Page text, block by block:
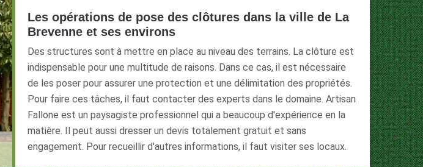
Les opérations de pose des clôtures dans la ville de La
Brevenne et ses environs
Des structures sont à mettre en place au niveau des terrains. La clôture est
indispensable pour une multitude de raisons. Dans ce cas, il est nécessaire
de les poser pour assurer une protection et une délimitation des propriétés.
Pour faire ces tâches, il faut contacter des experts dans le domaine. Artisan
Fallone est un paysagiste professionnel qui a beaucoup d'expérience en la
matière. Il peut aussi dresser un devis totalement gratuit et sans
engagement. Pour recueillir d'autres informations, il faut visiter ses locaux.